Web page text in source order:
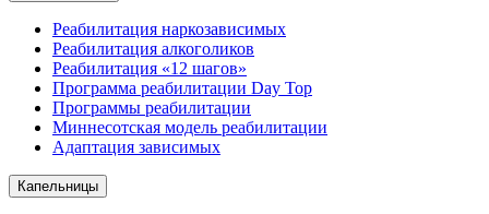
Реабилитация наркозависимых
Реабилитация алкоголиков
Реабилитация «12 шагов»
Программа реабилитации Day Top
Программы реабилитации
Миннесотская модель реабилитации
Адаптация зависимых
Капельницы